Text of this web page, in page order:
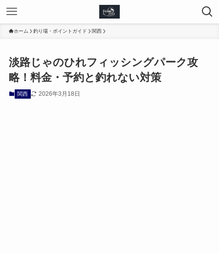
ホーム 釣り場・ポイントガイド 関西
淡路じゃのひれフィッシングパーク攻
略！料金・予約と釣れない対策
関西 2026年3月18日